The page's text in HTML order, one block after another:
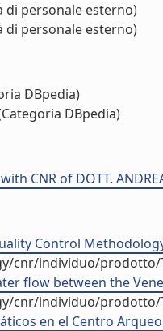
di personale esterno)
di personale esterno)
DBpedia)
DBpedia)
CNR of DOTT.
Control
cnr/individuo/prodotto/
flow between the
cnr/individuo/prodotto/
en el Centro